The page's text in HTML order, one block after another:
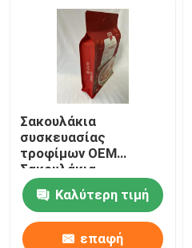
Σακουλάκια
συσκευασίας
τροφίμων OEM
Σακουλάκια
συσκευασίας με
γκραβούρα με
επίπεδη κάτω
πλευρά
Καλύτερη τιμή
επαφή